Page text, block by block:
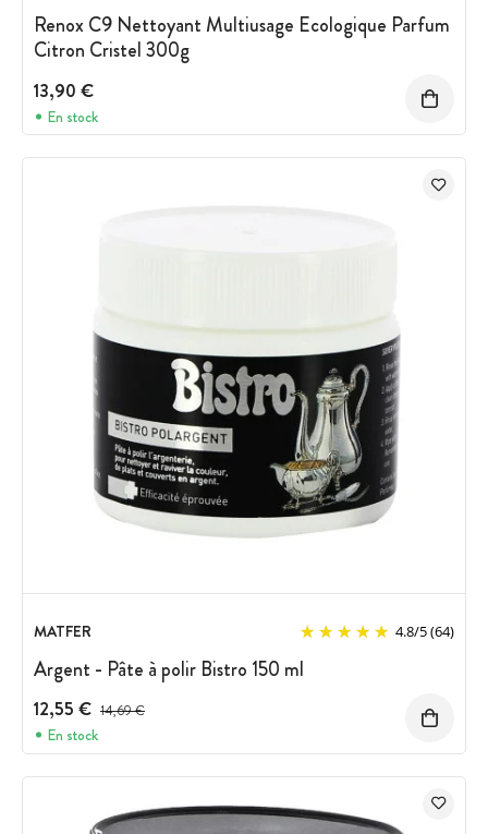
Renox C9 Nettoyant Multiusage Ecologique Parfum
Citron Cristel 300g
13,90 €
En stock
MATFER 4.8/5(64)
Argent - Pâte à polir Bistro 150 ml
12,55 € Prix avant réduction :
14,69 €
En stock